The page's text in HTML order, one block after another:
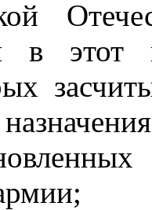
в этот